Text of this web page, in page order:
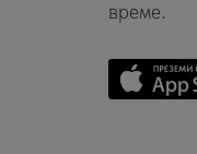
време.